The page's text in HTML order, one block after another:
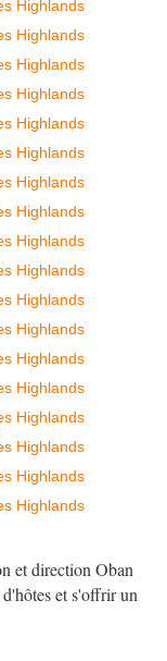
et direction Oban
et s'offrir un